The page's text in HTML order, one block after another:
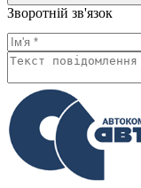
Зворотній зв'язок